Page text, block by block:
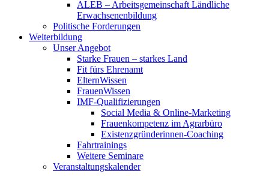
ALEB – Arbeitsgemeinschaft Ländliche
Erwachsenenbildung
Politische Forderungen
Weiterbildung
Unser Angebot
Starke Frauen – starkes Land
Fit fürs Ehrenamt
ElternWissen
FrauenWissen
IMF-Qualifizierungen
Social Media & Online-Marketing
Frauenkompetenz im Agrarbüro
Existenzgründerinnen-Coaching
Fahrtrainings
Weitere Seminare
Veranstaltungskalender